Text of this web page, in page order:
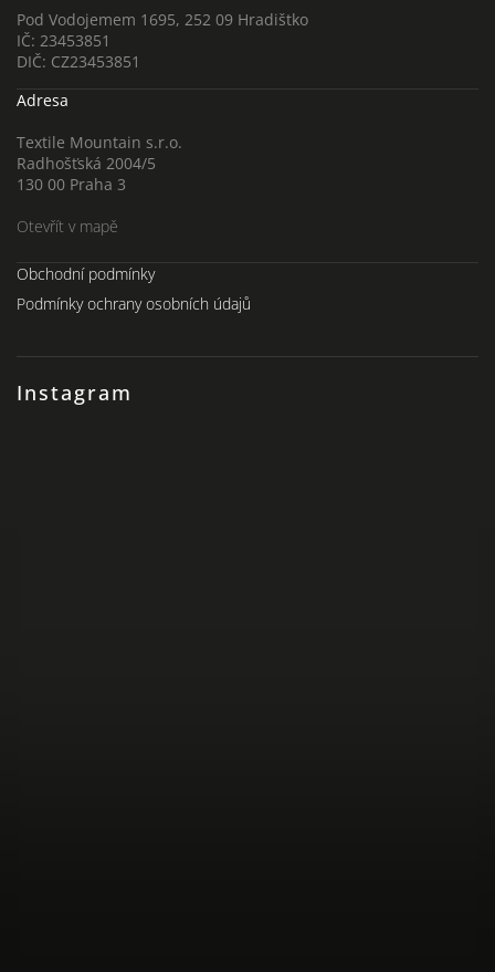
Pod Vodojemem 1695, 252 09 Hradištko
IČ: 23453851
DIČ: CZ23453851
Adresa
Textile Mountain s.r.o.
Radhošťská 2004/5
130 00 Praha 3
Otevřít v mapě
Instagram
Obchodní podmínky
Podmínky ochrany osobních údajů